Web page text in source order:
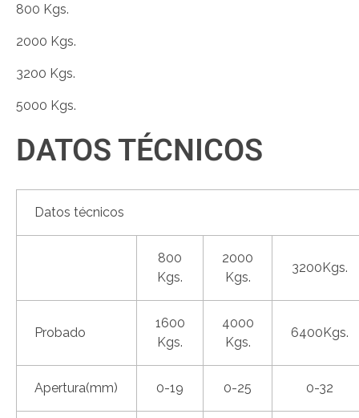
800 Kgs.
2000 Kgs.
3200 Kgs.
5000 Kgs.
DATOS TÉCNICOS
Datos técnicos
800
Kgs.
2000
Kgs.
3200Kgs.
Probado
1600
Kgs.
4000
Kgs.
6400Kgs.
Apertura(mm) 0-19 0-25 0-32